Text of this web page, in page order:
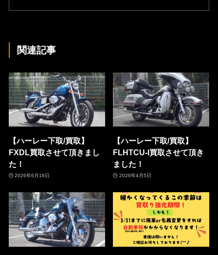
関連記事
【ハーレー下取/買取】
FXDL買取させて頂きまし
た！
2026年6月18日
【ハーレー下取/買取】
FLHTCU-I買取させて頂き
ました！
2026年4月5日